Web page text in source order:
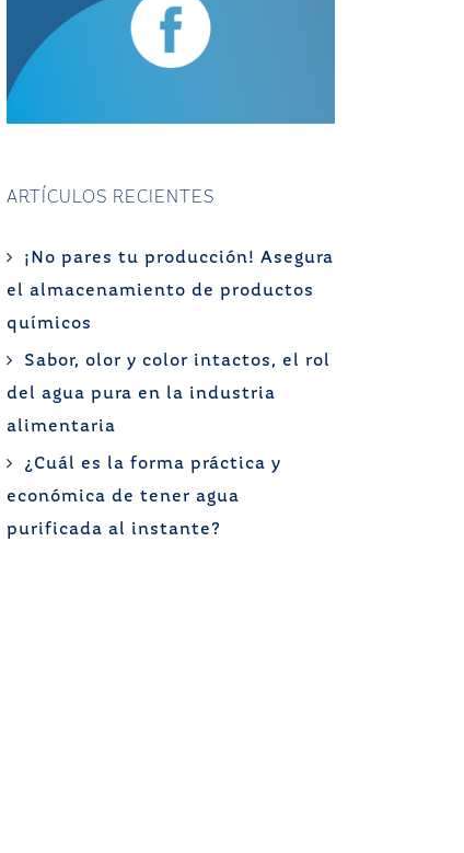
ARTÍCULOS RECIENTES
¡No pares tu producción! Asegura
el almacenamiento de productos
químicos
Sabor, olor y color intactos, el rol
del agua pura en la industria
alimentaria
¿Cuál es la forma práctica y
económica de tener agua
purificada al instante?